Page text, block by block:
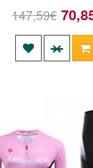
147,59€